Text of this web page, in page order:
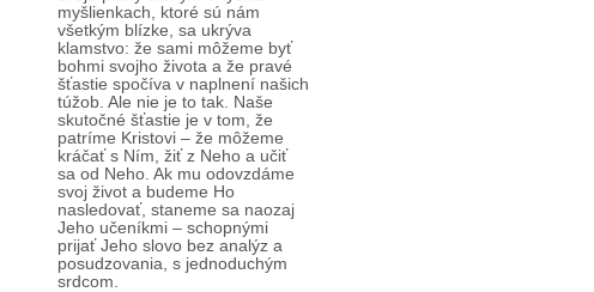
myšlienkach, ktoré sú nám
všetkým blízke, sa ukrýva
klamstvo: že sami môžeme byť
bohmi svojho života a že pravé
šťastie spočíva v naplnení našich
túžob. Ale nie je to tak. Naše
skutočné šťastie je v tom, že
patríme Kristovi – že môžeme
kráčať s Ním, žiť z Neho a učiť
sa od Neho. Ak mu odovzdáme
svoj život a budeme Ho
nasledovať, staneme sa naozaj
Jeho učeníkmi – schopnými
prijať Jeho slovo bez analýz a
posudzovania, s jednoduchým
srdcom.